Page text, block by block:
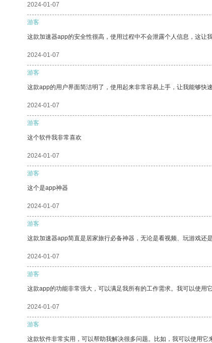
2024-01-07
游客
这款加速器app的安全性很高，使用过程中不会泄露个人信息，这让
2024-01-07
游客
这款app的用户界面简洁明了，使用起来非常容易上手，让我能够快
2024-01-07
游客
这个软件我非常喜欢
2024-01-07
游客
这个是app神器
2024-01-07
游客
这款加速器app简直是居家旅行必备神器，无论是看视频、玩游戏还
2024-01-07
游客
这款app的功能非常强大，可以满足我所有的工作需求。我可以使用
2024-01-07
游客
这款软件非常实用，可以帮助我解决很多问题。比如，我可以使用它